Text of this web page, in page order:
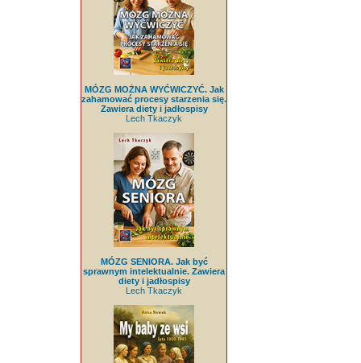
MÓZG MOŻNA WYĆWICZYĆ. Jak
zahamować procesy starzenia się.
Zawiera diety i jadłospisy
Lech Tkaczyk
MÓZG SENIORA. Jak być
sprawnym intelektualnie. Zawiera
diety i jadłospisy
Lech Tkaczyk